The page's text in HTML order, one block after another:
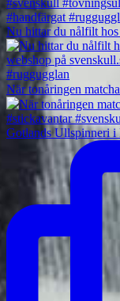
Nu hittar du nålfilt
När tonåringen
Gotlands Ullspinneri i